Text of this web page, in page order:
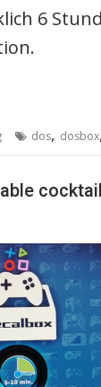
6
dos, dosbox
cocktail